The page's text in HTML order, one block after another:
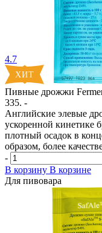
4.7
Пивные дрожжи
335. -
Английские элевые
ускоренной кинетике
плотный осадок в
образом, более
-
В корзину В корзине
Для пивовара